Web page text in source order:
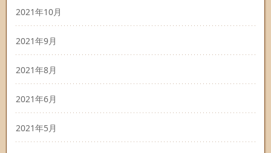
2021年10月
2021年9月
2021年8月
2021年6月
2021年5月